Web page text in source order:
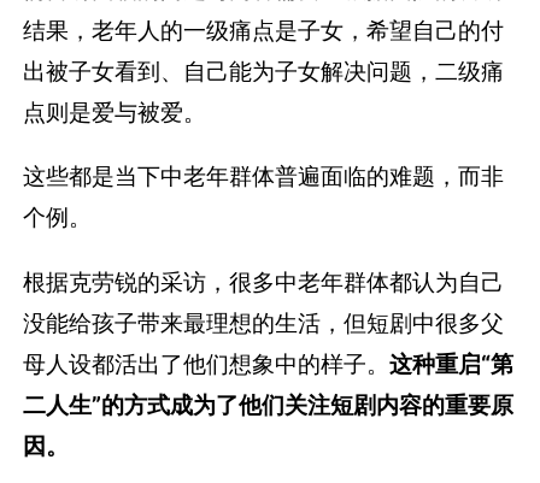
结果，老年人的一级痛点是子女，希望自己的付
出被子女看到、自己能为子女解决问题，二级痛
点则是爱与被爱。
这些都是当下中老年群体普遍面临的难题，而非
个例。
根据克劳锐的采访，很多中老年群体都认为自己
没能给孩子带来最理想的生活，但短剧中很多父
母人设都活出了他们想象中的样子。这种重启“第
二人生”的方式成为了他们关注短剧内容的重要原
因。